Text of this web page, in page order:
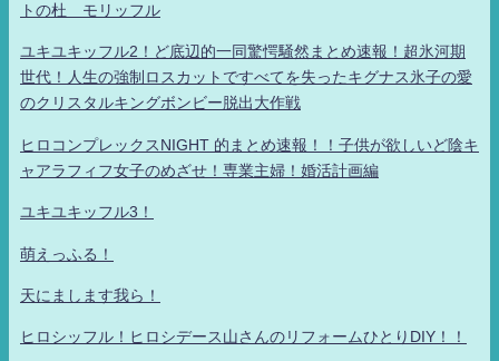
トの杜 モリッフル
ユキユキッフル2！ど底辺的一同驚愕騒然まとめ速報！超氷河期
世代！人生の強制ロスカットですべてを失ったキグナス氷子の愛
のクリスタルキングボンビー脱出大作戦
ヒロコンプレックスNIGHT 的まとめ速報！！子供が欲しいど陰キ
ャアラフィフ女子のめざせ！専業主婦！婚活計画編
ユキユキッフル3！
萌えっふる！
天にまします我ら！
ヒロシッフル！ヒロシデース山さんのリフォームひとりDIY！！